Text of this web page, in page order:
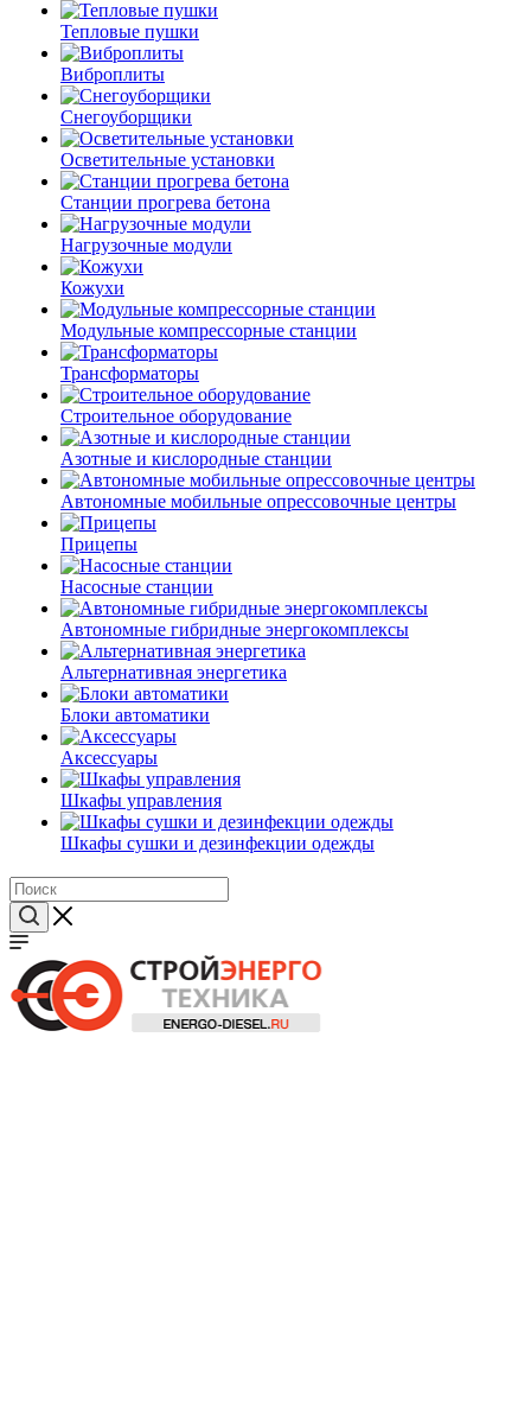
Тепловые пушки
Виброплиты
Снегоуборщики
Осветительные установки
Станции прогрева бетона
Нагрузочные модули
Кожухи
Модульные компрессорные станции
Трансформаторы
Строительное оборудование
Азотные и кислородные станции
Автономные мобильные опрессовочные центры
Прицепы
Насосные станции
Автономные гибридные энергокомплексы
Альтернативная энергетика
Блоки автоматики
Аксессуары
Шкафы управления
Шкафы сушки и дезинфекции одежды